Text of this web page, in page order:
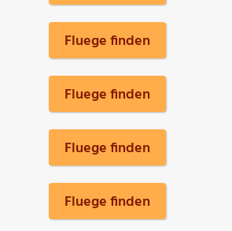
Fluege finden
Fluege finden
Fluege finden
Fluege finden